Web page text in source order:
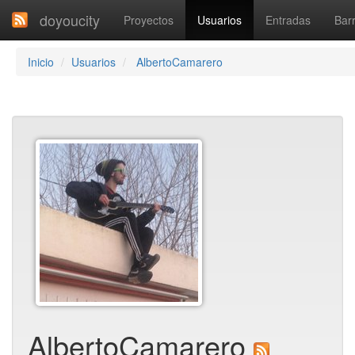
doyoucity Proyectos Usuarios Entradas
Inicio Usuarios AlbertoCamarero
AlbertoCamarero